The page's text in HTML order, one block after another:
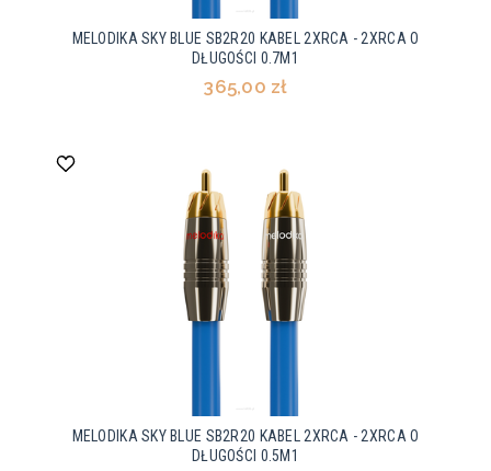
MELODIKA SKY BLUE SB2R20 KABEL 2XRCA - 2XRCA O
DŁUGOŚCI 0.7M1
365,00 zł
MELODIKA SKY BLUE SB2R20 KABEL 2XRCA - 2XRCA O
DŁUGOŚCI 0.5M1